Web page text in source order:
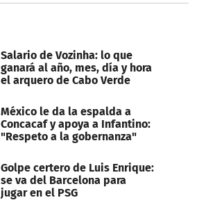
Salario de Vozinha: lo que
ganará al año, mes, día y hora
el arquero de Cabo Verde
México le da la espalda a
Concacaf y apoya a Infantino:
"Respeto a la gobernanza"
Golpe certero de Luis Enrique:
se va del Barcelona para
jugar en el PSG